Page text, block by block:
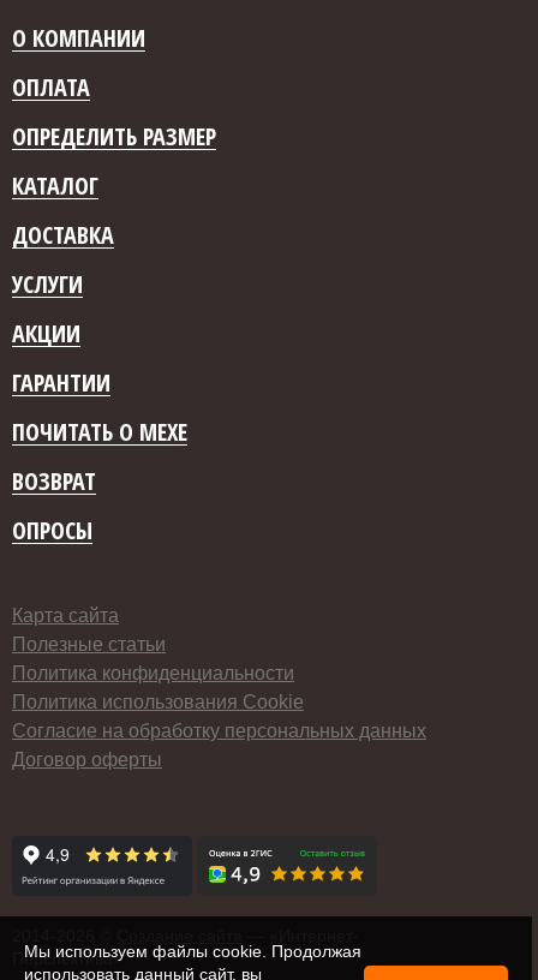
О КОМПАНИИ
ОПЛАТА
ОПРЕДЕЛИТЬ РАЗМЕР
КАТАЛОГ
ДОСТАВКА
УСЛУГИ
АКЦИИ
ГАРАНТИИ
ПОЧИТАТЬ О МЕХЕ
ВОЗВРАТ
ОПРОСЫ
Карта сайта
Полезные статьи
Политика конфиденциальности
Политика использования Cookie
Согласие на обработку персональных данных
Договор оферты
Перспектива»
Мы используем файлы cookie. Продолжая
использовать данный сайт, вы